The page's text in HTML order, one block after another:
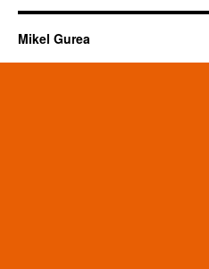
Mikel Gurea